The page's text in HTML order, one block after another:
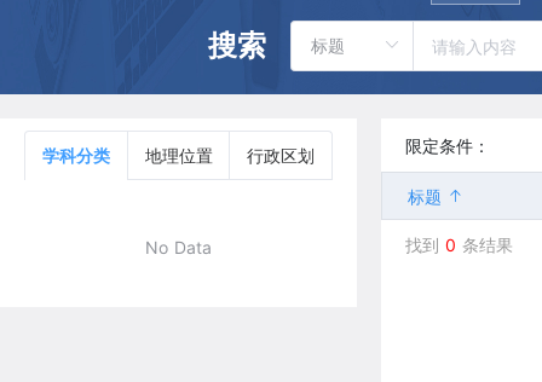
搜索
学科分类 地理位置 行政区划
No Data
限定条件：
标题
找到 0 条结果